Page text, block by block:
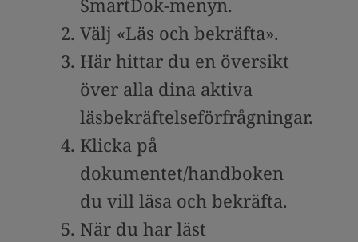
SmartDok-menyn.
Välj «Läs och bekräfta».
Här hittar du en översikt
över alla dina aktiva
läsbekräftelseförfrågningar.
Klicka på
dokumentet/handboken
du vill läsa och bekräfta.
När du har läst